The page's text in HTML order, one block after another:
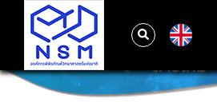
พบดาวเคราะห์นอกระบบ เบา
สายไหม